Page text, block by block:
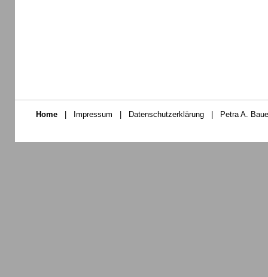
Home | Impressum | Datenschutzerklärung | Petra A.